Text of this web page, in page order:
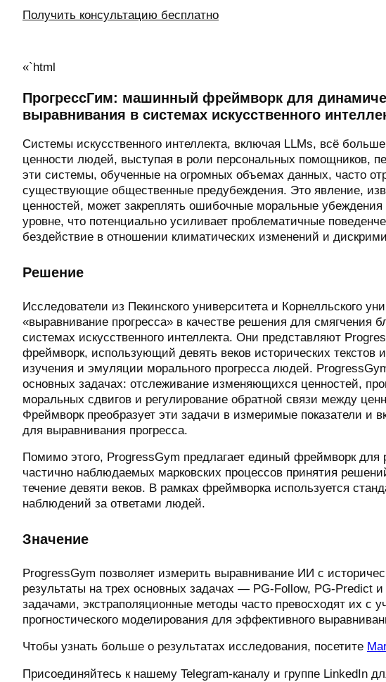
Получить консультацию бесплатно
«`html
ПрогрессГим: машинный фреймворк для
выравнивания в системах искусственного
Системы искусственного интеллекта, включая LLMs, всё
ценности людей, выступая в роли персональных помощников,
эти системы, обученные на огромных объемах данных, часто
существующие общественные предубеждения. Это явление,
ценностей, может закреплять ошибочные моральные
уровне, что потенциально усиливает проблематичные
бездействие в отношении климатических изменений и
Решение
Исследователи из Пекинского университета и Корнелльского
«выравнивание прогресса» в качестве решения для смягчения
системах искусственного интеллекта. Они представляют
фреймворк, использующий девять веков исторических текстов
изучения и эмуляции морального прогресса людей.
основных задачах: отслеживание изменяющихся ценностей,
моральных сдвигов и регулирование обратной связи между
Фреймворк преобразует эти задачи в измеримые показатели и
для выравнивания прогресса.
Помимо этого, ProgressGym предлагает единый фреймворк
частично наблюдаемых марковских процессов принятия
течение девяти веков. В рамках фреймворка используется
наблюдений за ответами людей.
Значение
ProgressGym позволяет измерить выравнивание ИИ с
результаты на трех основных задачах — PG-Follow, PG-Predict
задачами, экстраполяционные методы часто превосходят их с
прогностического моделирования для эффективного
Чтобы узнать больше о результатах исследования, посетите
Присоединяйтесь к нашему Telegram-каналу и группе LinkedIn